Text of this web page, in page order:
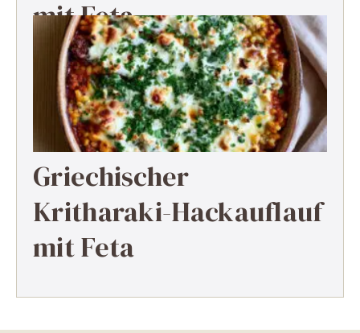
mit Feta
Griechischer
Kritharaki-Hackauflauf
mit Feta